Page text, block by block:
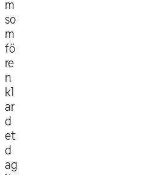
m
so
m
fö
re
n
kl
ar
d
et
d
ag